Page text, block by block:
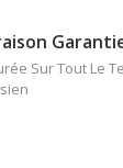
Sur Tout Le